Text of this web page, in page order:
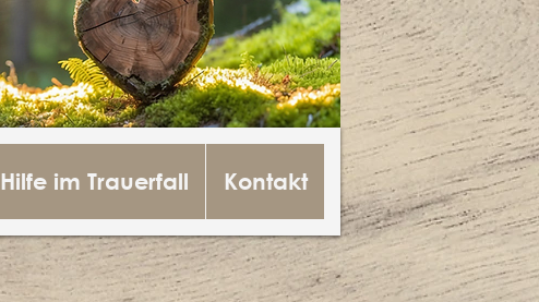
Hilfe im Trauerfall Kontakt